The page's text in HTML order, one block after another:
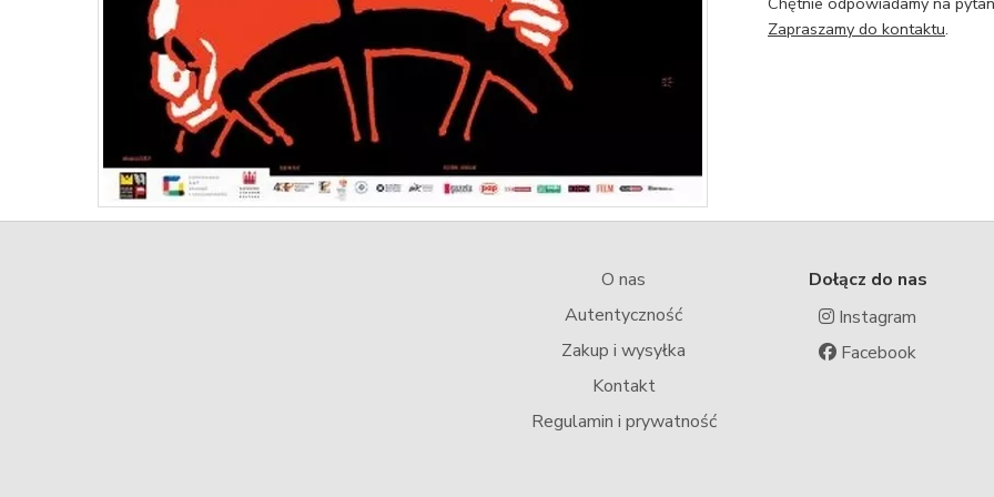
Zapraszamy do kontaktu.
O nas
Autentyczność
Zakup i wysyłka
Kontakt
Regulamin i prywatność
Dołącz do nas
Instagram
Facebook